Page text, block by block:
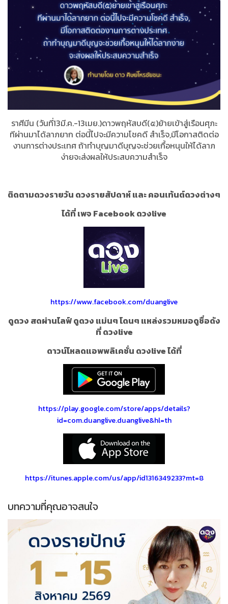
ราศีมีน (วันที่13มี.ค.-13เมย.)ดาวพฤหัสบดี(๕)ย้ายเข้าสู่เรือนศุภะ
ทีผ่านมาได้ลาภยาก ต่อนี้ไปจะมีความโชคดี สำเร็จ,มีโอกาสติดต่อ
งานการต่างประเทศ ถ้าทำบุญมาดีบุญจะช่วยเกื้อหนุนให้ได้ลาภ
ง่ายจะส่งผลให้ประสบความสำเร็จ
ติดตามดวงรายวัน ดวงรายสัปดาห์ และ คอนเท้นต์ดวงต่างๆ
ได้ที่ เพจ Facebook ดวงlive
https://www.facebook.com/duanglive
ดูดวง สดผ่านไลฟ์ ดูดวง แม่นๆ โดนๆ แหล่งรวมหมอดูชื่อดัง
ที่ ดวงlive
ดาวน์โหลดแอพพลิเคชั่น ดวงlive ได้ที่
https://play.google.com/store/apps/details?
id=com.duanglive.duanglive&hl=th
https://itunes.apple.com/us/app/id1316349233?mt=8
บทความที่คุณอาจสนใจ